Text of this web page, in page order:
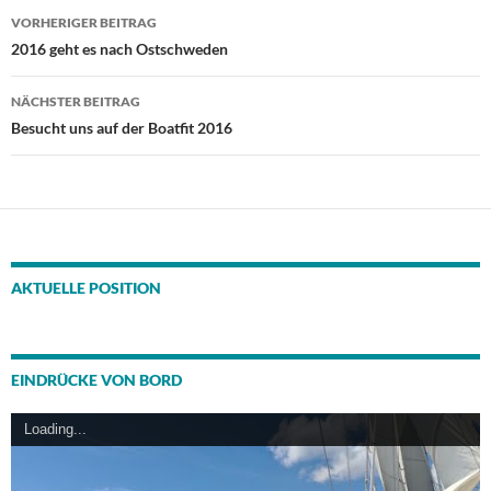
Beitragsnavigation
VORHERIGER BEITRAG
2016 geht es nach Ostschweden
NÄCHSTER BEITRAG
Besucht uns auf der Boatfit 2016
AKTUELLE POSITION
EINDRÜCKE VON BORD
Loading...